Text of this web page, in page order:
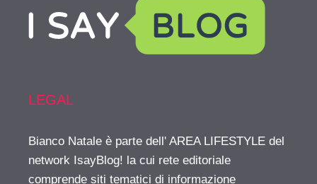
LEGAL
Bianco Natale è parte dell' AREA LIFESTYLE del
network IsayBlog! la cui rete editoriale
comprende siti tematici di informazione